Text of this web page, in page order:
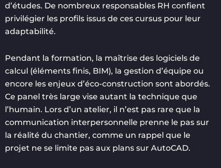
d’études. De nombreux responsables RH confient
privilégier les profils issus de ces cursus pour leur
adaptabilité.
Pendant la formation, la maîtrise des logiciels de
calcul (éléments finis, BIM), la gestion d’équipe ou
encore les enjeux d’éco-construction sont abordés.
Ce panel très large vise autant la technique que
l’humain. Lors d’un atelier, il n’est pas rare que la
communication interpersonnelle prenne le pas sur
la réalité du chantier, comme un rappel que le
projet ne se limite pas aux plans sur AutoCAD.